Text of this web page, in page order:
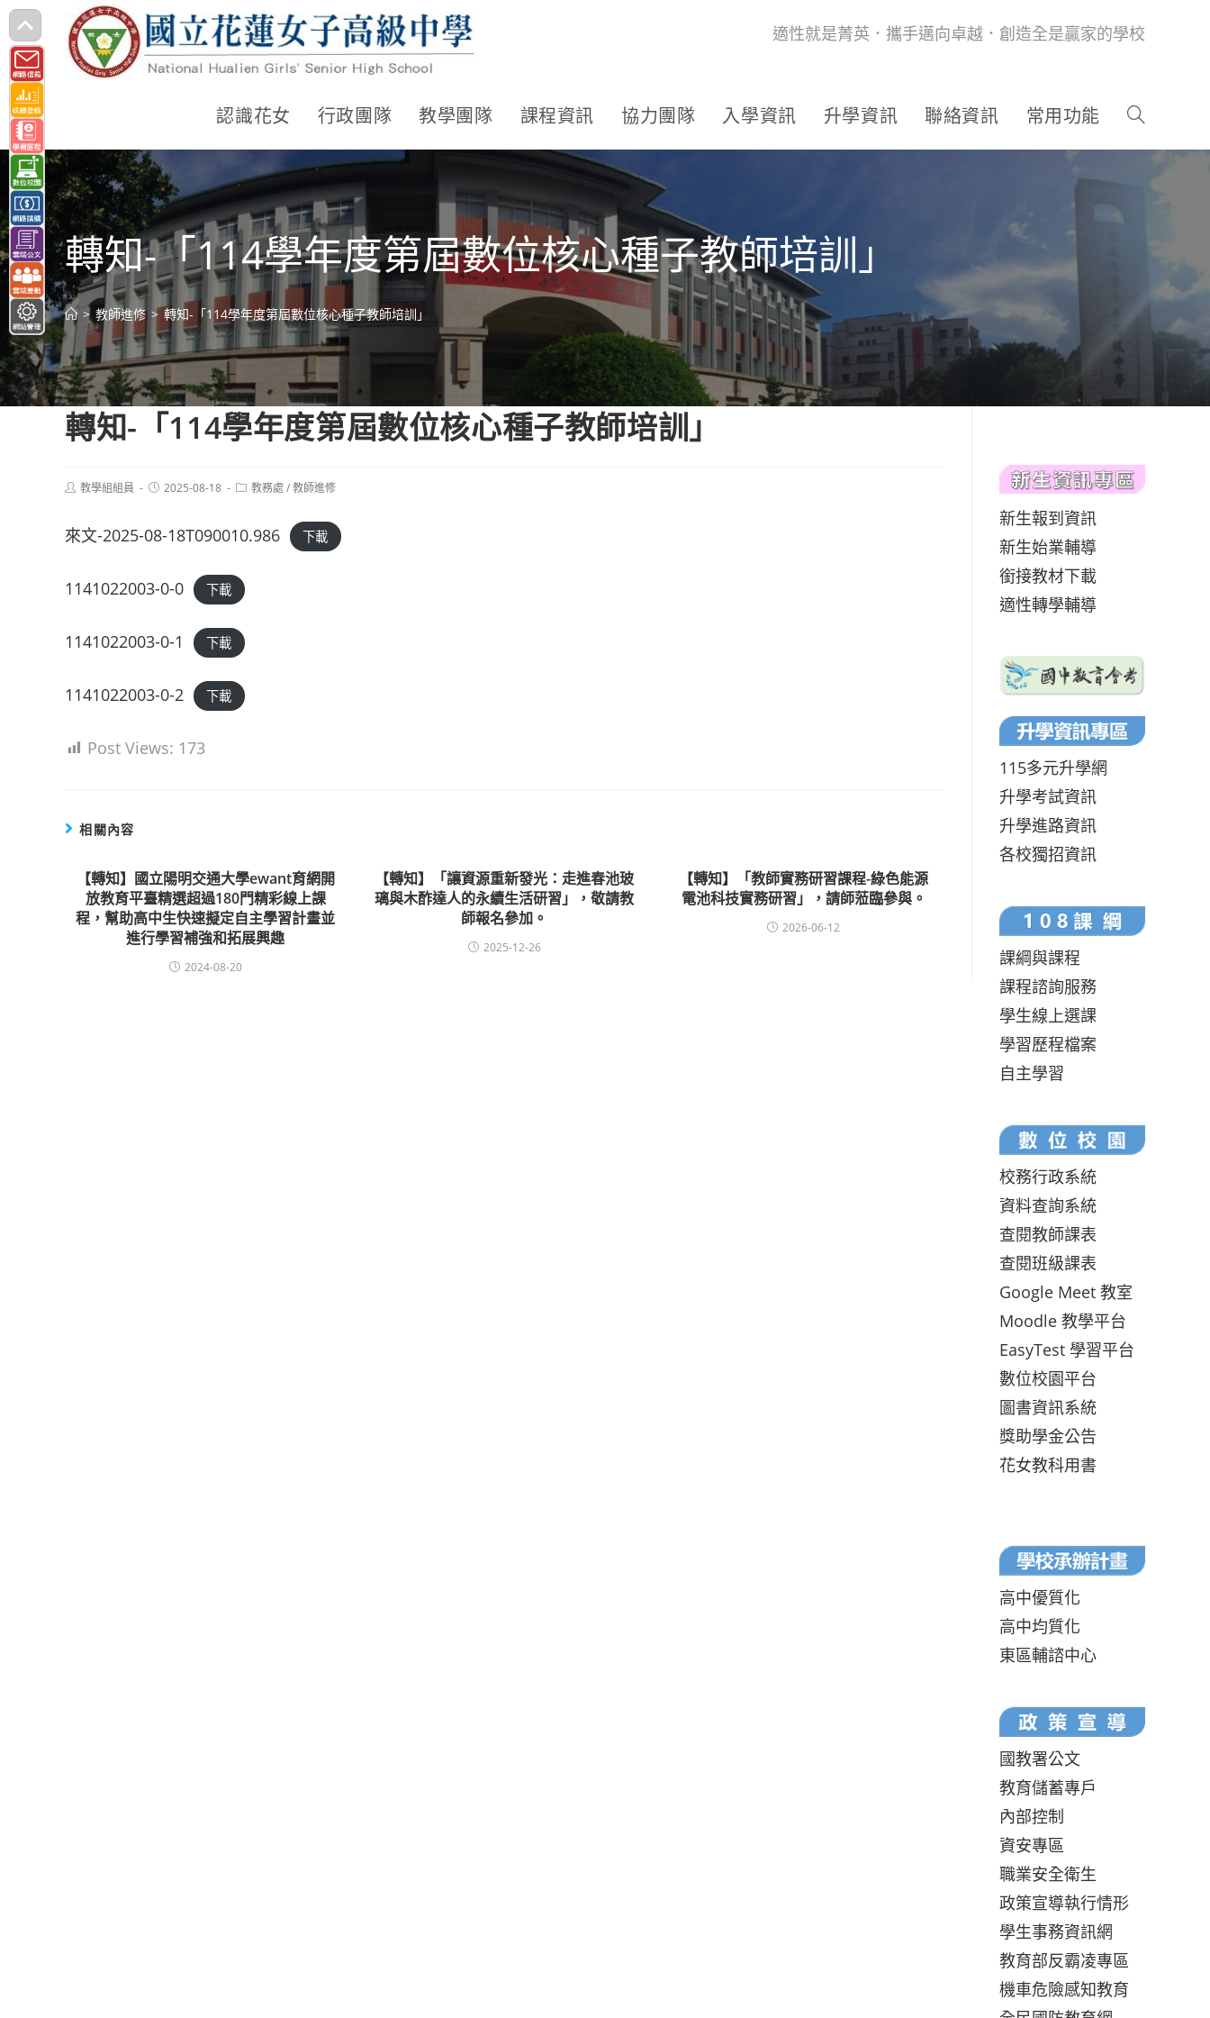
跳
轉
至
主
要
內
容
適性就是菁英．攜手邁向卓越．創造全是贏家的學校
認識花女 行政團隊 教學團隊 課程資訊 協力團隊 入學資訊 升學資訊 聯絡資訊 常用功能
轉知-「114學年度第屆數位核心種子教師培訓」
> 教師進修 > 轉知-「114學年度第屆數位核心種子教師培訓」
轉知-「114學年度第屆數位核心種子教師培訓」
Post教學組組員
Post2025-08-18
Post教務處 /教師進修
來文-2025-08-18T090010.986 下載
1141022003-0-0 下載
1141022003-0-1 下載
1141022003-0-2 下載
Post Views: 173
相關內容
【轉知】國立陽明交通大學ewant育網開
放教育平臺精選超過180門精彩線上課
程，幫助高中生快速擬定自主學習計畫並
進行學習補強和拓展興趣
2024-08-20
【轉知】「讓資源重新發光：走進春池玻
璃與木酢達人的永續生活研習」，敬請教
師報名參加。
2025-12-26
【轉知】「教師實務研習課程-綠色能源
電池科技實務研習」，請師蒞臨參與。
2026-06-12
新生報到資訊
新生始業輔導
銜接教材下載
適性轉學輔導
115多元升學網
升學考試資訊
升學進路資訊
各校獨招資訊
課綱與課程
課程諮詢服務
學生線上選課
學習歷程檔案
自主學習
校務行政系統
資料查詢系統
查閱教師課表
查閱班級課表
Google Meet 教室
Moodle 教學平台
EasyTest 學習平台
數位校園平台
圖書資訊系統
獎助學金公告
花女教科用書
高中優質化
高中均質化
東區輔諮中心
國教署公文
教育儲蓄專戶
內部控制
資安專區
職業安全衛生
政策宣導執行情形
學生事務資訊網
教育部反霸凌專區
機車危險感知教育